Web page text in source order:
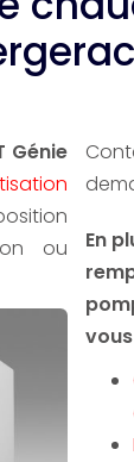
Génie
ou
En